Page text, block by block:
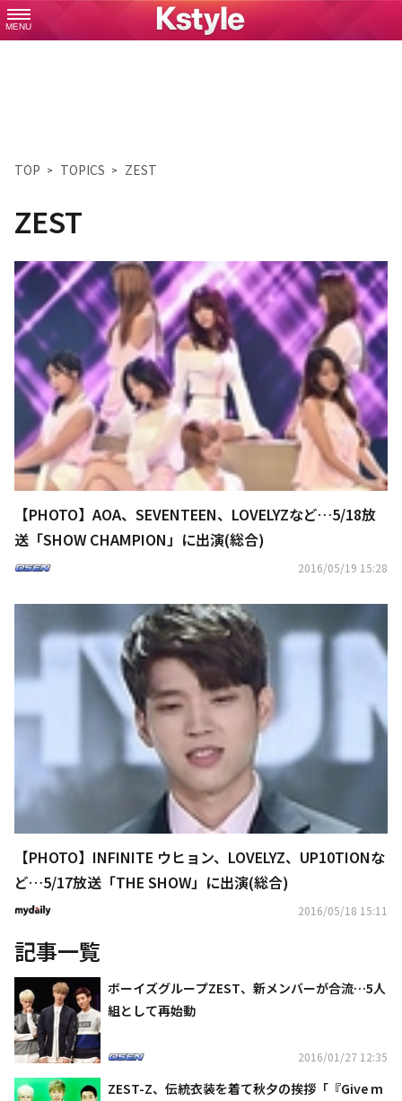
MENU
TOP TOPICS ZEST
ZEST
【PHOTO】AOA、SEVENTEEN、LOVELYZなど…5/18放
送「SHOW CHAMPION」に出演(総合)
2016/05/19 15:28
【PHOTO】INFINITE ウヒョン、LOVELYZ、UP10TIONな
ど…5/17放送「THE SHOW」に出演(総合)
2016/05/18 15:11
記事一覧
ボーイズグループZEST、新メンバーが合流…5人
組として再始動
2016/01/27 12:35
ZEST-Z、伝統衣装を着て秋夕の挨拶「『Give m